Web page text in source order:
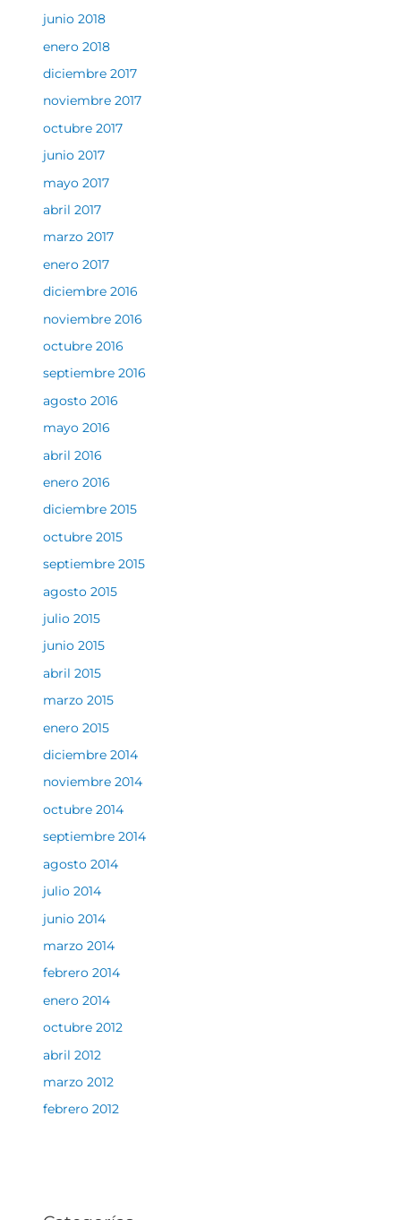
junio 2018
enero 2018
diciembre 2017
noviembre 2017
octubre 2017
junio 2017
mayo 2017
abril 2017
marzo 2017
enero 2017
diciembre 2016
noviembre 2016
octubre 2016
septiembre 2016
agosto 2016
mayo 2016
abril 2016
enero 2016
diciembre 2015
octubre 2015
septiembre 2015
agosto 2015
julio 2015
junio 2015
abril 2015
marzo 2015
enero 2015
diciembre 2014
noviembre 2014
octubre 2014
septiembre 2014
agosto 2014
julio 2014
junio 2014
marzo 2014
febrero 2014
enero 2014
octubre 2012
abril 2012
marzo 2012
febrero 2012